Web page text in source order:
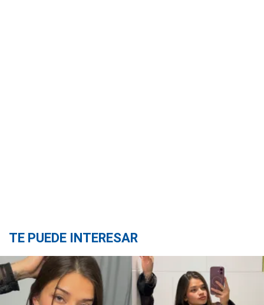
TE PUEDE INTERESAR